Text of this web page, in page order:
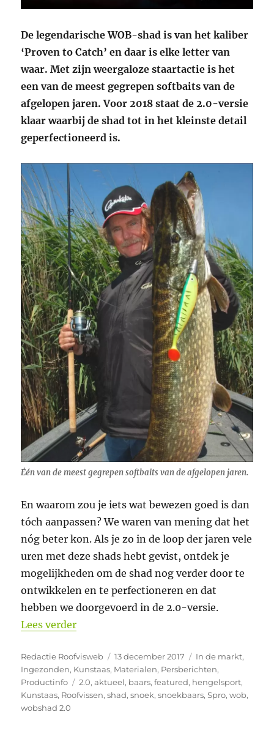
De legendarische WOB-shad is van het kaliber
‘Proven to Catch’ en daar is elke letter van
waar. Met zijn weergaloze staartactie is het
een van de meest gegrepen softbaits van de
afgelopen jaren. Voor 2018 staat de 2.0-versie
klaar waarbij de shad tot in het kleinste detail
geperfectioneerd is.
Één van de meest gegrepen softbaits van de afgelopen jaren.
En waarom zou je iets wat bewezen goed is dan
tóch aanpassen? We waren van mening dat het
nóg beter kon. Als je zo in de loop der jaren vele
uren met deze shads hebt gevist, ontdek je
mogelijkheden om de shad nog verder door te
ontwikkelen en te perfectioneren en dat
hebben we doorgevoerd in de 2.0-versie.
Lees verder“Nieuwe Update Beschikbaar: WOB 2.0
Auteur
Redactie Roofvisweb
Geplaatst
op
13 december 2017 Categorieën
In de markt,
Ingezonden, Kunstaas, Materialen, Persberichten,
Productinfo
Tags
2.0,aktueel, baars,featured, hengelsport,
Kunstaas, Roofvissen,shad,snoek,snoekbaars,Spro,wob,
wobshad 2.0